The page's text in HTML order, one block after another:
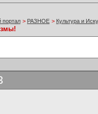
портал > РАЗНОЕ > Культура и